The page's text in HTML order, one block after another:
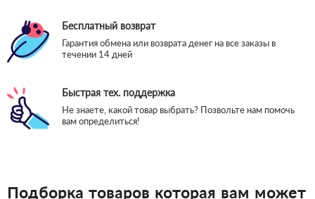
Бесплатный возврат
Гарантия обмена или возврата денег на все заказы в
течении 14 дней
Быстрая тех. поддержка
Не знаете, какой товар выбрать? Позвольте нам помочь
вам определиться!
Подборка товаров которая вам может